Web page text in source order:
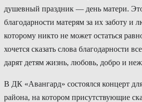
душевный праздник — день матери.
благодарности матерям за их заботу и
которому никто не может остаться
хочется сказать слова благодарности
дарят детям жизнь, любовь, добро и
В ДК «Авангард» состоялся концерт
района, на котором присутствующие